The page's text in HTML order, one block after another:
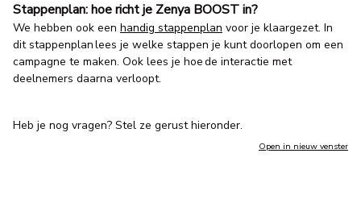
Stappenplan: hoe richt je Zenya BOOST in?
We hebben ook een handig stappenplan voor je klaargezet. In
dit stappenplan lees je welke stappen je kunt doorlopen om een
campagne te maken. Ook lees je hoe de interactie met
deelnemers daarna verloopt.
Heb je nog vragen? Stel ze gerust hieronder.
Open in nieuw venster